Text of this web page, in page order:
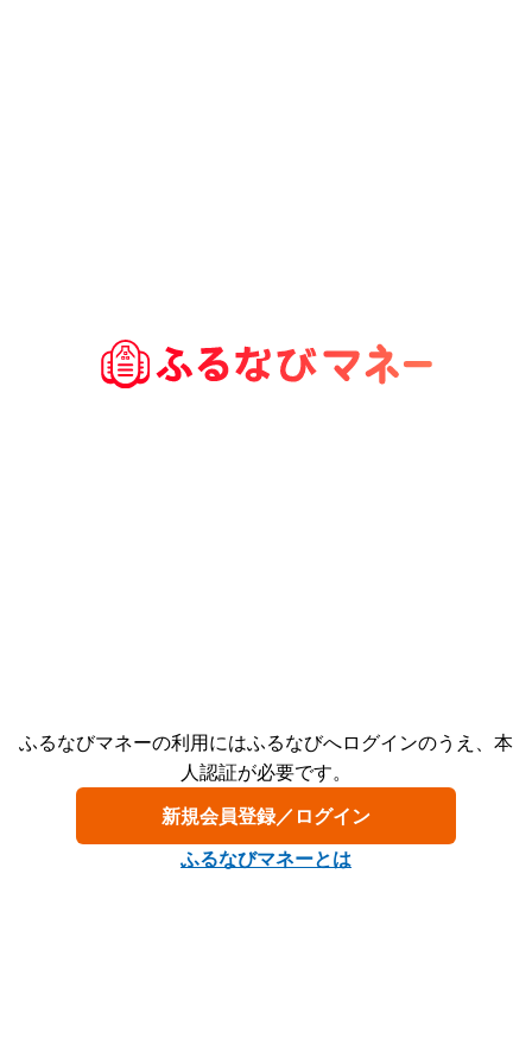
ふるなびマネーの利用にはふるなびへログインのうえ、本
人認証が必要です。
新規会員登録／ログイン
ふるなびマネーとは